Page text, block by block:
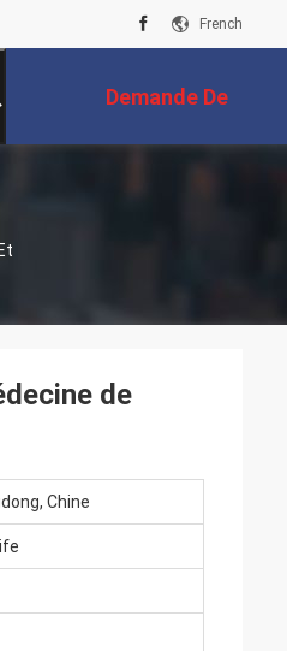
French
Demande De
Soumission
de
Chine